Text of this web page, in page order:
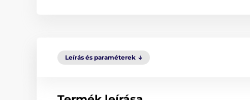
Leírás és paraméterek